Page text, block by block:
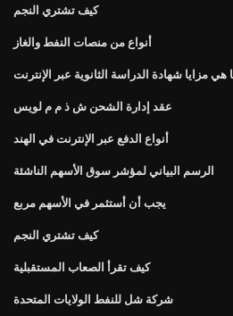
كيف تشتري النجم
أنواع من منصات النفط والغاز
هي مزايا شهادة الدراسة الثانوية عبر الإنترنت
عقد إدارة الشحن ش ذ م م لويس
أنواع الدفع عبر الإنترنت في الهند
الرسم البياني لمؤشر سوق الأسهم الناشئة
يجب أن أستثمر في الأسهم مربع
كيف تشتري النجم
كيف تقرأ الصعاب المستقبلية
شركة شل للنفط الولايات المتحدة